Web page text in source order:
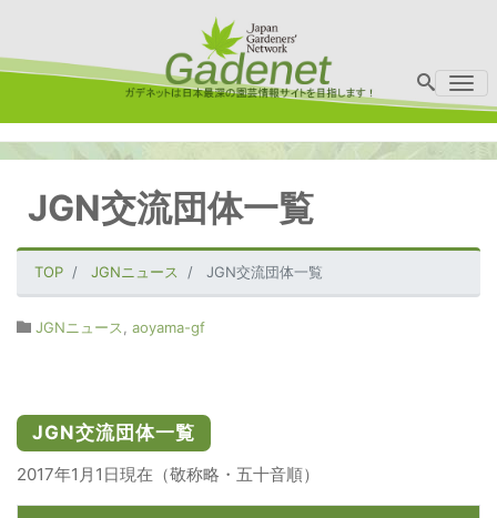
JGN交流団体一覧
TOP JGNニュース JGN交流団体一覧
JGNニュース aoyama-gf
JGN交流団体一覧
2017年1月1日現在（敬称略・五十音順）